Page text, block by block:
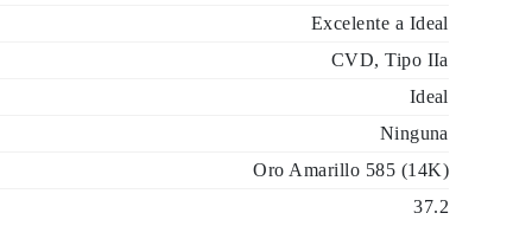
Excelente a Ideal
CVD, Tipo IIa
Ideal
Ninguna
Oro Amarillo 585 (14K)
37.2